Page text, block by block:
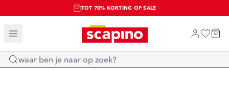
TOT 70% KORTING OP SALE
SALE: LAATSTE KANS!
SHOP NIEUW
Home